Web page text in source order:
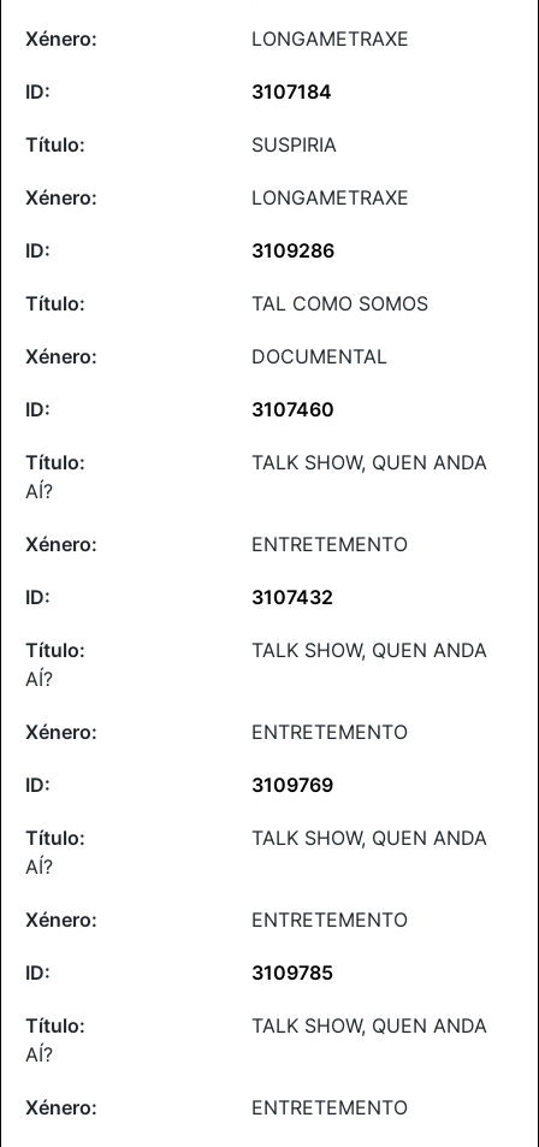
LONGAMETRAXE
3107184
SUSPIRIA
LONGAMETRAXE
3109286
TAL COMO SOMOS
DOCUMENTAL
3107460
TALK SHOW, QUEN ANDA
AÍ?
ENTRETEMENTO
3107432
TALK SHOW, QUEN ANDA
AÍ?
ENTRETEMENTO
3109769
TALK SHOW, QUEN ANDA
AÍ?
ENTRETEMENTO
3109785
TALK SHOW, QUEN ANDA
AÍ?
ENTRETEMENTO